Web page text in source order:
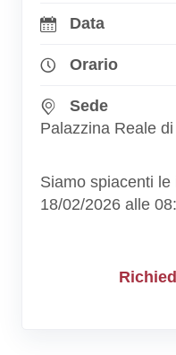
Data
Orario
Sede
Palazzina Reale
Siamo spiacenti le
18/02/2026 alle